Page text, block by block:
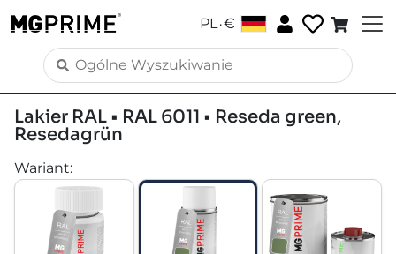
PL.€
Lakier RAL • RAL 6011 • Reseda green,
Resedagrün
Wariant: